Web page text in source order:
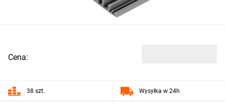
Cena:
38 szt. Wysyłka w 24h